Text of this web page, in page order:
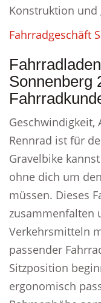
Konstruktion und
Fahrradgeschäft
Sonnenberg
Geschwindigkeit,
Rennrad ist für
Gravelbike
ohne dich um
müssen. Dieses
zusammenfalten
Verkehrsmitteln
passender
Sitzposition
ergonomisch